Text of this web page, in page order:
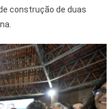
construção de duas